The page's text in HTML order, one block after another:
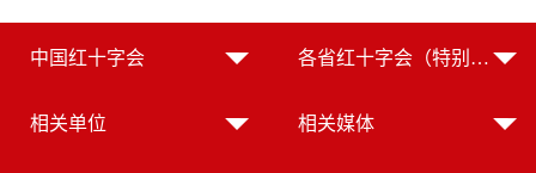
中国红十字会 各省红十字会（特别行政区红十字会）
相关单位 相关媒体